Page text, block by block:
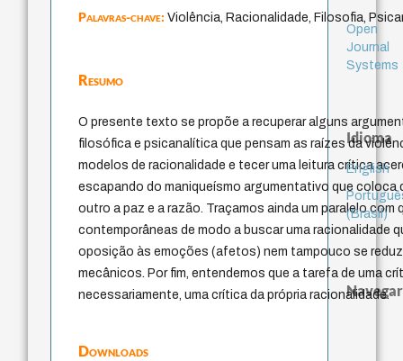
Palavras-chave:Violência, Racionalidade, Filosofia,
Resumo
O presente texto se propõe a recuperar alguns
filosófica e psicanalítica que pensam as raízes da
modelos de racionalidade e tecer uma leitura crítica
escapando do maniqueísmo argumentativo que coloca
outro a paz e a razão. Traçamos ainda um paralelo
contemporâneas de modo a buscar uma racionalidade
oposição às emoções (afetos) nem tampouco se
mecânicos. Por fim, entendemos que a tarefa de uma
necessariamente, uma crítica da própria racionalidade.
Downloads
Open
Journal
Systems
Idioma
English
(Brasil)
Navegar